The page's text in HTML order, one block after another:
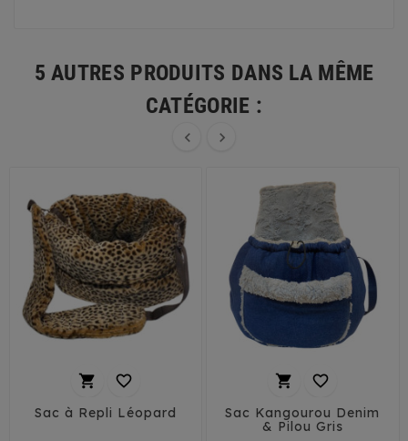
5 AUTRES PRODUITS DANS LA MÊME
CATÉGORIE :
 
 
Sac à Repli Léopard
 
Sac Kangourou Denim
& Pilou Gris